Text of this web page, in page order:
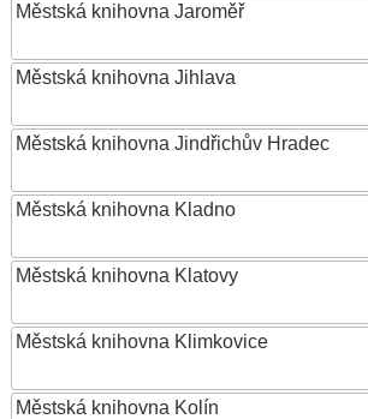
Městská knihovna Jaroměř
Městská knihovna Jihlava
Městská knihovna Jindřichův Hradec
Městská knihovna Kladno
Městská knihovna Klatovy
Městská knihovna Klimkovice
Městská knihovna Kolín